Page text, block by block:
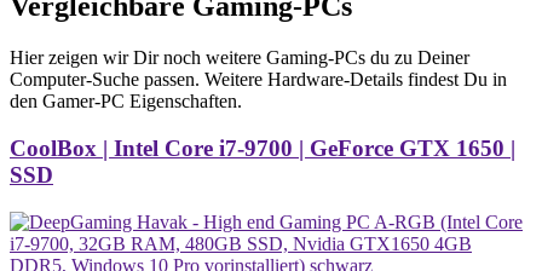
Vergleichbare Gaming-PCs
Hier zeigen wir Dir noch weitere Gaming-PCs du zu Deiner
Computer-Suche passen. Weitere Hardware-Details findest Du in
den Gamer-PC Eigenschaften.
CoolBox | Intel Core i7-9700 | GeForce GTX 1650 |
SSD